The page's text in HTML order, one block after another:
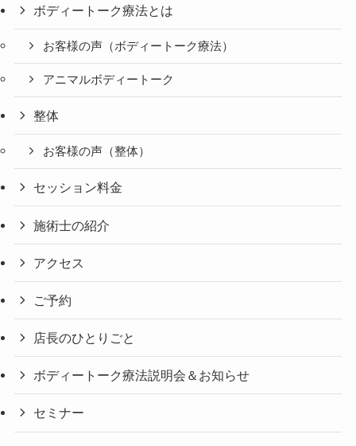
ボディートーク療法とは
お客様の声（ボディートーク療法）
アニマルボディートーク
整体
お客様の声（整体）
セッション料金
施術士の紹介
アクセス
ご予約
店長のひとりごと
ボディートーク療法説明会＆お知らせ
セミナー